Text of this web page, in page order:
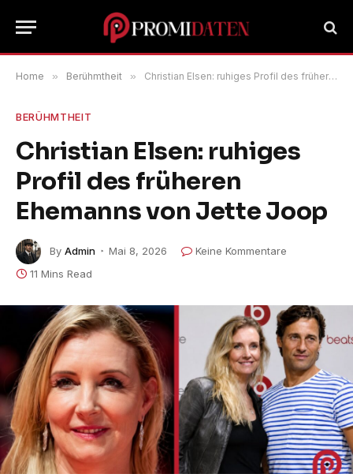
Home » Berühmtheit » Christian Elsen: ruhiges Profil des früheren Ehemanns von Jette Joop
BERÜHMTHEIT
Christian Elsen: ruhiges
Profil des früheren
Ehemanns von Jette Joop
By Admin Mai 8, 2026
Keine Kommentare
11 Mins Read